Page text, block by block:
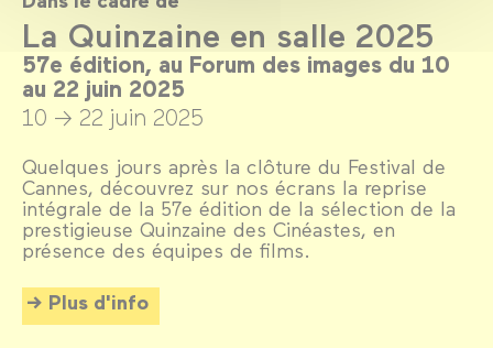
La Quinzaine en salle 2025
57e édition, au Forum des images du 10
au 22 juin 2025
10 → 22 juin 2025
Quelques jours après la clôture du Festival de
Cannes, découvrez sur nos écrans la reprise
intégrale de la 57e édition de la sélection de la
prestigieuse Quinzaine des Cinéastes, en
présence des équipes de films.
Plus d'info